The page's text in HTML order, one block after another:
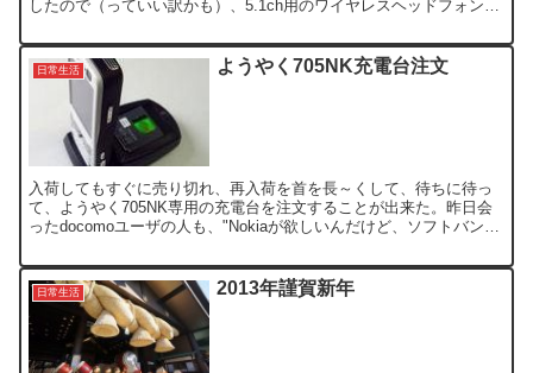
したので（っていい訳かも）、5.1ch用のワイヤレスヘッドフォン
日常生活 ようやく705NK充電台注文
入荷してもすぐに売り切れ、再入荷を首を長～くして、待ちに待っ
て、ようやく705NK専用の充電台を注文することが出来た。昨日会
ったdocomoユーザの人も、"Nokiaが欲しいんだけど、ソフトバンク
日常生活 2013年謹賀新年